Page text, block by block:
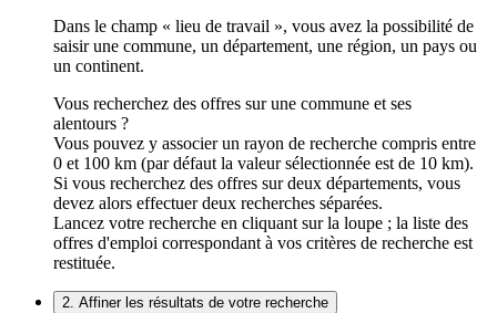
Dans le champ « lieu de travail », vous avez la possibilité de
saisir une commune, un département, une région, un pays ou
un continent.
Vous recherchez des offres sur une commune et ses
alentours ?
Vous pouvez y associer un rayon de recherche compris entre
0 et 100 km (par défaut la valeur sélectionnée est de 10 km).
Si vous recherchez des offres sur deux départements, vous
devez alors effectuer deux recherches séparées.
Lancez votre recherche en cliquant sur la loupe ; la liste des
offres d'emploi correspondant à vos critères de recherche est
restituée.
2. Affiner les résultats de votre recherche